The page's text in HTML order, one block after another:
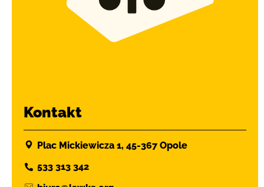
Kontakt
Plac Mickiewicza 1, 45-367 Opole
533 313 342